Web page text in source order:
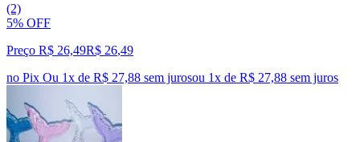
(2)
5% OFF
Preço R$ 26,49R$ 26,49
no Pix Ou 1x de R$ 27,88 sem jurosou 1x de R$ 27,88 sem juros